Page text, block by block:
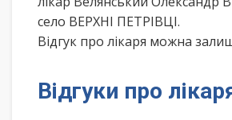
село ВЕРХНІ ПЕТРІВЦІ.
Відгук про лікаря можна
Відгуки про